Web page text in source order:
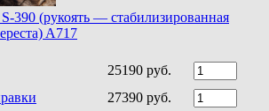
390 (рукоять — стабилизированная
A717
25190 руб.
27390 руб.